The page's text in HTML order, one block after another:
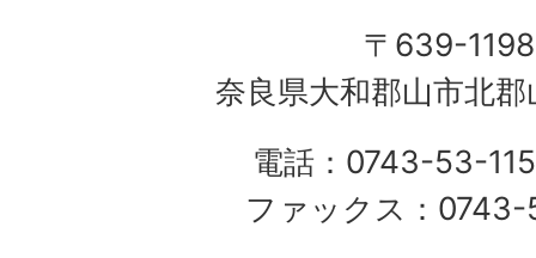
〒639-1198
奈良県大和郡山市北
電話：0743-53-
ファックス：